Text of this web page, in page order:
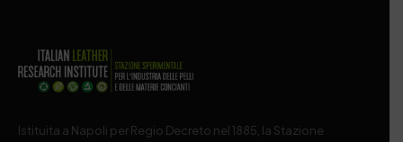
Istituita a Napoli per Regio Decreto nel 1885, la Stazione